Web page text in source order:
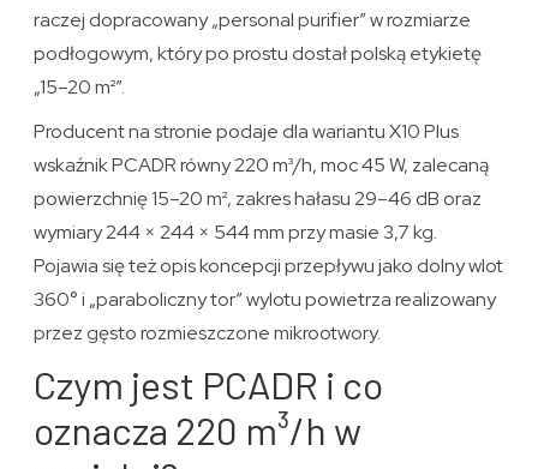
raczej dopracowany „personal purifier” w rozmiarze
podłogowym, który po prostu dostał polską etykietę
„15–20 m²”.
Producent na stronie podaje dla wariantu X10 Plus
wskaźnik PCADR równy 220 m³/h, moc 45 W, zalecaną
powierzchnię 15–20 m², zakres hałasu 29–46 dB oraz
wymiary 244 × 244 × 544 mm przy masie 3,7 kg.
Pojawia się też opis koncepcji przepływu jako dolny wlot
360° i „paraboliczny tor” wylotu powietrza realizowany
przez gęsto rozmieszczone mikrootwory.
Czym jest PCADR i co
oznacza 220 m³/h w